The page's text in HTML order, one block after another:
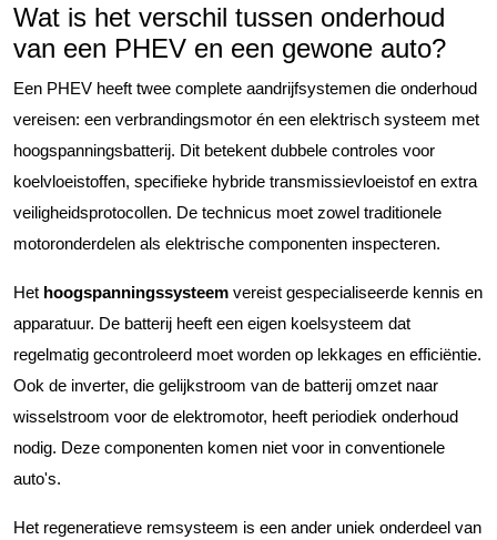
Wat is het verschil tussen onderhoud
van een PHEV en een gewone auto?
Een PHEV heeft twee complete aandrijfsystemen die onderhoud
vereisen: een verbrandingsmotor én een elektrisch systeem met
hoogspanningsbatterij. Dit betekent dubbele controles voor
koelvloeistoffen, specifieke hybride transmissievloeistof en extra
veiligheidsprotocollen. De technicus moet zowel traditionele
motoronderdelen als elektrische componenten inspecteren.
Het hoogspanningssysteem vereist gespecialiseerde kennis en
apparatuur. De batterij heeft een eigen koelsysteem dat
regelmatig gecontroleerd moet worden op lekkages en efficiëntie.
Ook de inverter, die gelijkstroom van de batterij omzet naar
wisselstroom voor de elektromotor, heeft periodiek onderhoud
nodig. Deze componenten komen niet voor in conventionele
auto's.
Het regeneratieve remsysteem is een ander uniek onderdeel van